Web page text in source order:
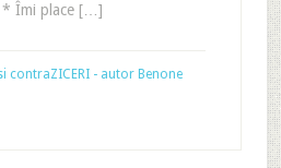
* Îmi place […]
contraZICERI - autor Benone